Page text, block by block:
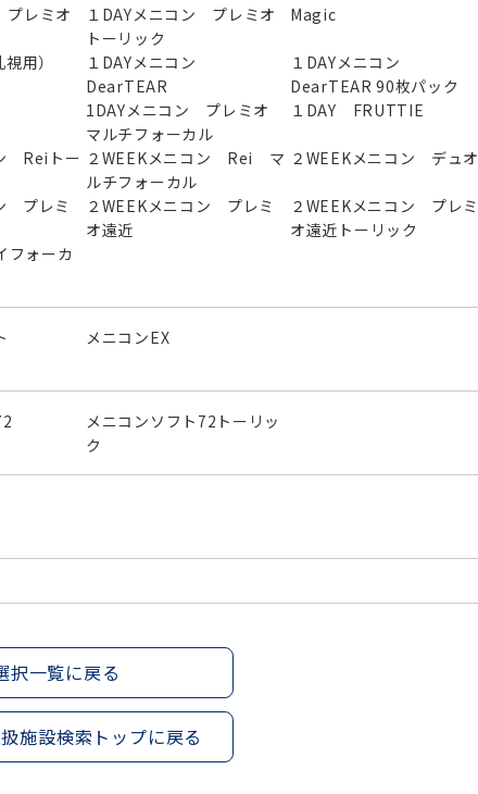
レミオ
１DAYメニコン プレミオ
トーリック
Magic
用）
１DAYメニコン
DearTEAR
１DAYメニコン
DearTEAR 90枚パック
1DAYメニコン プレミオ
マルチフォーカル
１DAY FRUTTIE
Reiトー ２WEEKメニコン Rei マ
ルチフォーカル
２WEEKメニコン デュオ
プレミ
２WEEKメニコン プレミ
オ遠近
２WEEKメニコン プレミ
オ遠近トーリック
ォーカ
メニコンEX
メニコンソフト72トーリッ
ク
択一覧に戻る
施設検索トップに戻る